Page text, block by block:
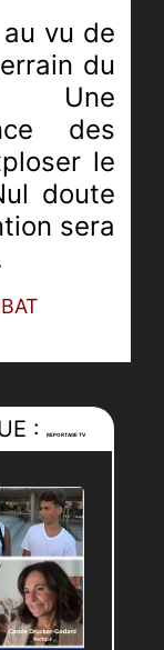
vu de
du
des
le
doute
sera
:REPORTAGE TV